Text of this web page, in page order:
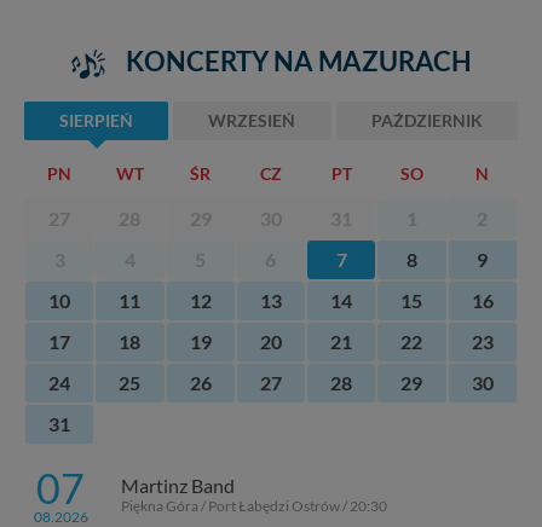
KONCERTY NA MAZURACH
SIERPIEŃ WRZESIEŃ PAŹDZIERNIK
PN WT ŚR CZ PT SO N
27 28 29 30 31 1
2
3
4 5 6 7 8
9
10
11 12 13 14 15
16
17
18 19 20 21 22
23
24
25 26 27 28 29
30
31
07
08.2026
Martinz Band
Piękna Góra / Port Łabędzi Ostrów / 20:30
nowo...